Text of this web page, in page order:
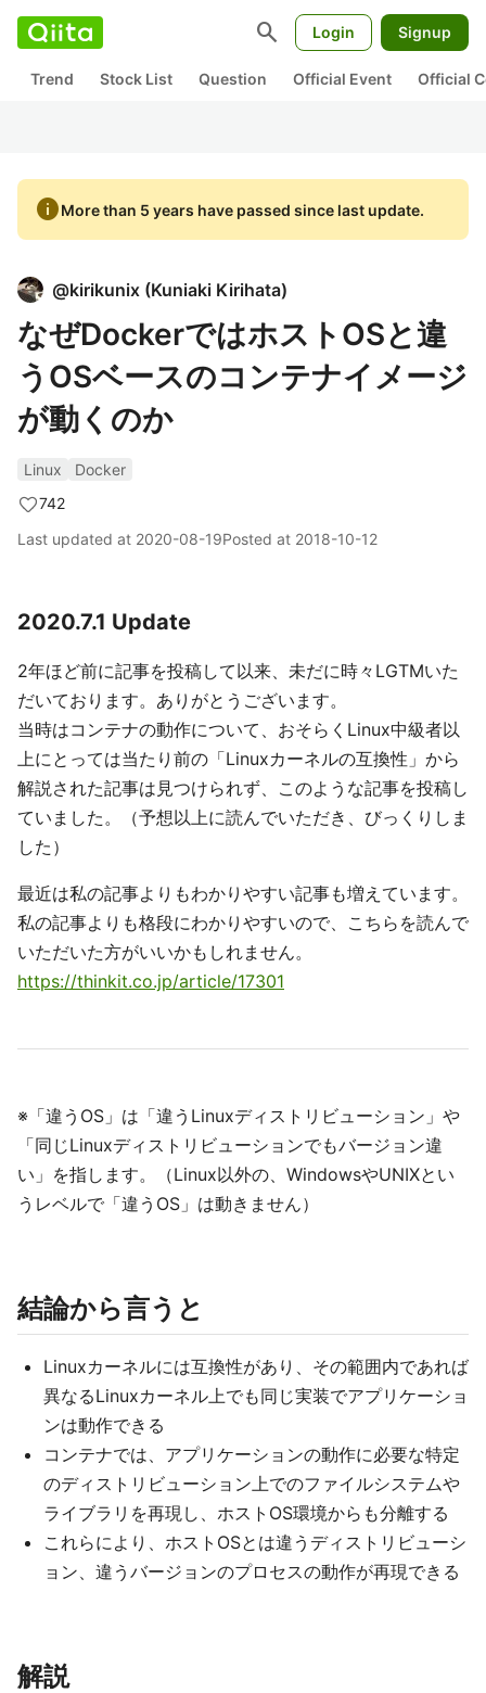
search Login Signup
Trend Stock List Question Official Event Official
infoMore than 5 years have passed since last update.
@kirikunix (Kuniaki Kirihata)
なぜDockerではホストOSと違
うOSベースのコンテナイメージ
が動くのか
Linux
Docker
742
Last updated at 2020-08-19Posted at 2018-10-12
2020.7.1 Update
2年ほど前に記事を投稿して以来、未だに時々LGTMいた
だいております。ありがとうございます。
当時はコンテナの動作について、おそらくLinux中級者以
上にとっては当たり前の「Linuxカーネルの互換性」から
解説された記事は見つけられず、このような記事を投稿し
ていました。（予想以上に読んでいただき、びっくりしま
した）
最近は私の記事よりもわかりやすい記事も増えています。
私の記事よりも格段にわかりやすいので、こちらを読んで
いただいた方がいいかもしれません。
https://thinkit.co.jp/article/17301
※「違うOS」は「違うLinuxディストリビューション」や
「同じLinuxディストリビューションでもバージョン違
い」を指します。（Linux以外の、WindowsやUNIXとい
うレベルで「違うOS」は動きません）
結論から言うと
Linuxカーネルには互換性があり、その範囲内であれば
異なるLinuxカーネル上でも同じ実装でアプリケーショ
ンは動作できる
コンテナでは、アプリケーションの動作に必要な特定
のディストリビューション上でのファイルシステムや
ライブラリを再現し、ホストOS環境からも分離する
これらにより、ホストOSとは違うディストリビューシ
ョン、違うバージョンのプロセスの動作が再現できる
解説